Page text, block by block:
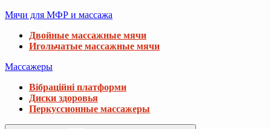
Мячи для МФР и массажа
Двойные массажные мячи
Игольчатые массажные мячи
Массажеры
Вібраційні платформи
Диски здоровья
Перкуссионные массажеры